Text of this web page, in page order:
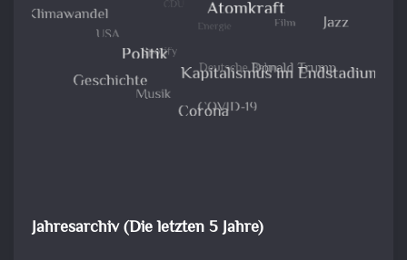
Jahresarchiv (Die letzten 5 Jahre)